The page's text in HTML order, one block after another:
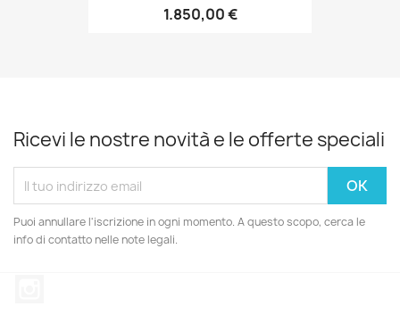
1.850,00 €
Ricevi le nostre novità e le offerte speciali
Puoi annullare l'iscrizione in ogni momento. A questo scopo, cerca le
info di contatto nelle note legali.